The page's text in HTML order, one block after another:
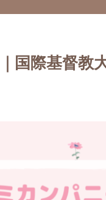
国際基督教